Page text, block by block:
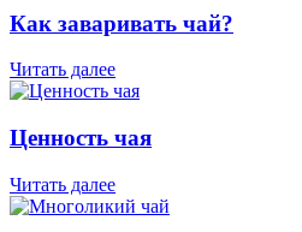
Как заваривать чай?
Читать далее
Ценность чая
Читать далее